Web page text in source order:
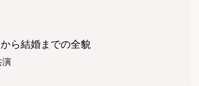
ら結婚までの全貌